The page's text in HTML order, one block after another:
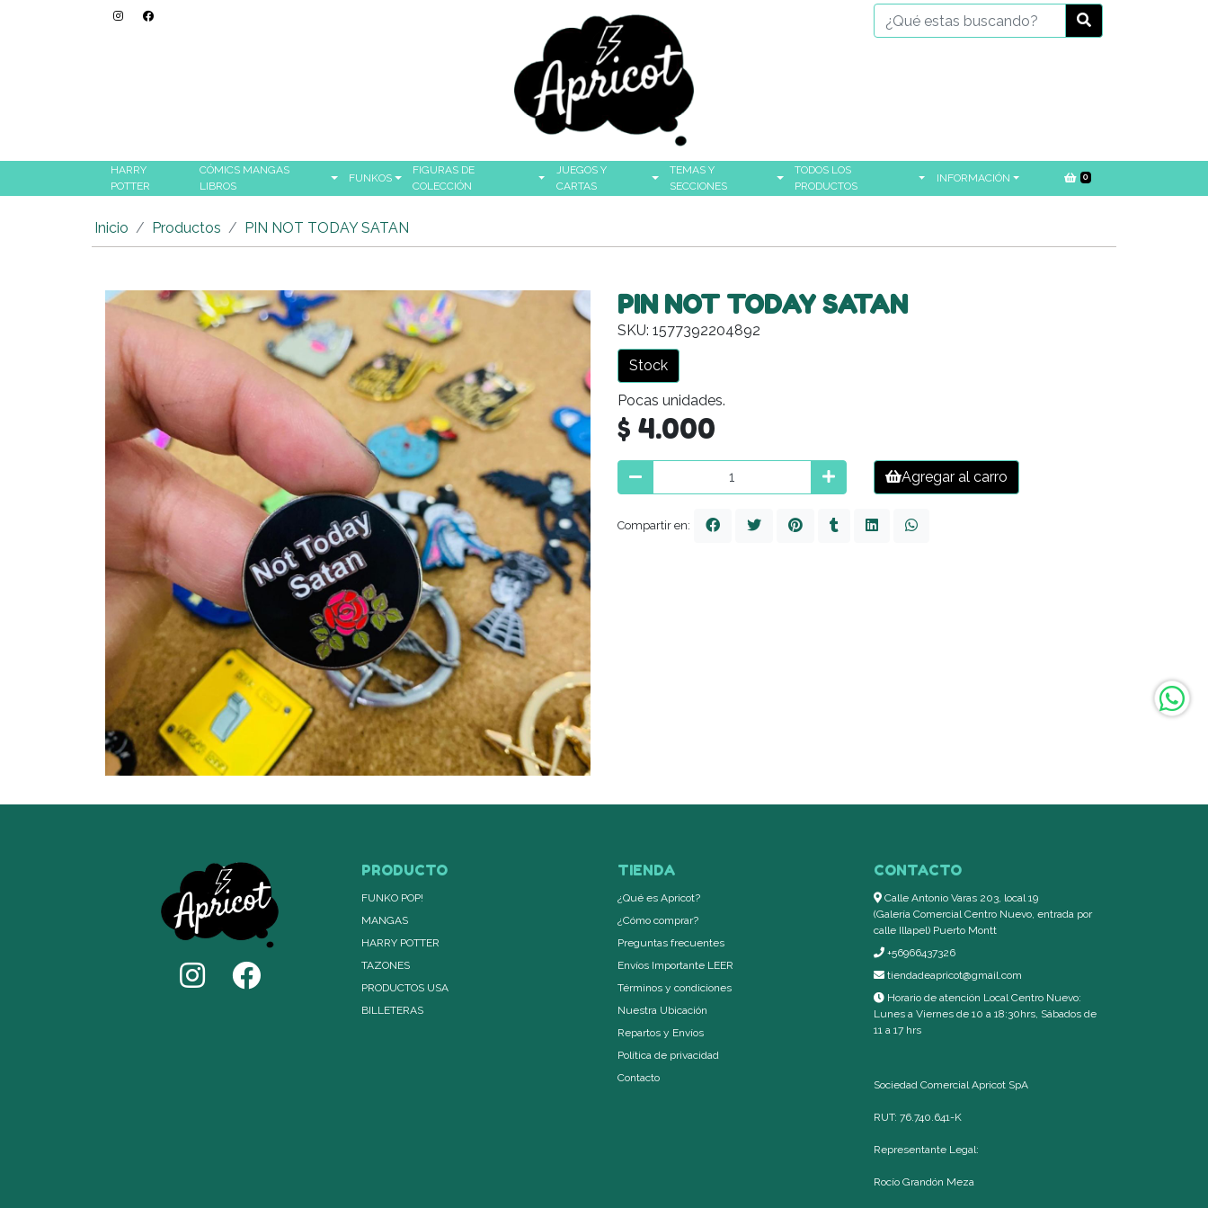
HARRY
POTTER
CÓMICS MANGAS
LIBROS
FUNKOS
FIGURAS DE
COLECCIÓN
JUEGOS Y
CARTAS
TEMAS Y
SECCIONES
TODOS LOS
PRODUCTOS
INFORMACIÓN 0
Inicio Productos PIN NOT TODAY SATAN
PIN NOT TODAY SATAN
SKU: 1577392204892
Stock
Pocas unidades.
$ 4.000
Agregar al carro
Compartir en:
PRODUCTO
FUNKO POP!
MANGAS
HARRY POTTER
TAZONES
PRODUCTOS USA
BILLETERAS
TIENDA
¿Qué es Apricot?
¿Cómo comprar?
Preguntas frecuentes
Envíos Importante LEER
Términos y condiciones
Nuestra Ubicación
Repartos y Envíos
Política de privacidad
Contacto
CONTACTO
Calle Antonio Varas 203, local 19
(Galería Comercial Centro Nuevo, entrada por
calle Illapel) Puerto Montt
+56966437326
tiendadeapricot@gmail.com
Horario de atención Local Centro Nuevo:
Lunes a Viernes de 10 a 18:30hrs, Sábados de
11 a 17 hrs
Sociedad Comercial Apricot SpA
RUT: 76.740.641-K
Representante Legal:
Rocío Grandón Meza